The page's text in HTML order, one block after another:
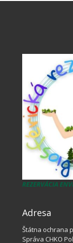
REZERVÁCIA
Adresa
Štátna ochrana
Správa CHKO